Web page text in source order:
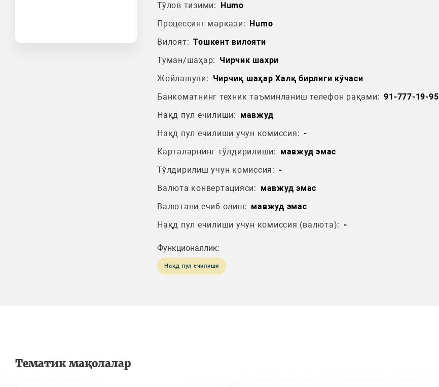
Тўлов тизими: Humo
Процессинг маркази: Humo
Вилоят: Тошкент вилояти
Туман/шаҳар: Чирчик шахри
Жойлашуви: Чирчиқ шаҳар Халқ бирлиги кўчаси
Банкоматнинг техник таъминланиш телефон рақами: 91-777-19-95
Нақд пул ечилиши: мавжуд
Нақд пул ечилиши учун комиссия: -
Карталарнинг тўлдирилиши: мавжуд эмас
Тўлдирилиш учун комиссия: -
Валюта конвертацияси: мавжуд эмас
Валютани ечиб олиш: мавжуд эмас
Нақд пул ечилиши учун комиссия (валюта): -
Функционаллик:
Нақд пул ечилиши
Тематик мақолалар